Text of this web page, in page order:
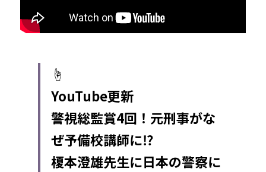
☝️
YouTube更新
警視総監賞4回！元刑事がな
ぜ予備校講師に⁉︎
榎本澄雄先生に日本の警察に